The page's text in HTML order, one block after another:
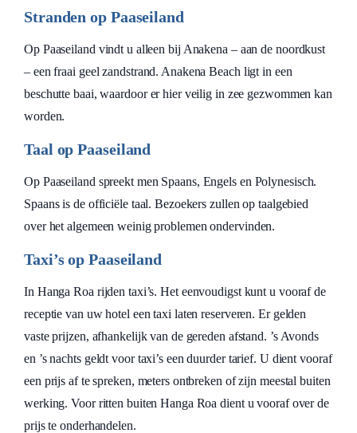
Stranden op Paaseiland
Op Paaseiland vindt u alleen bij Anakena – aan de noordkust
– een fraai geel zandstrand. Anakena Beach ligt in een
beschutte baai, waardoor er hier veilig in zee gezwommen kan
worden.
Taal op Paaseiland
Op Paaseiland spreekt men Spaans, Engels en Polynesisch.
Spaans is de officiële taal. Bezoekers zullen op taalgebied
over het algemeen weinig problemen ondervinden.
Taxi’s op Paaseiland
In Hanga Roa rijden taxi’s. Het eenvoudigst kunt u vooraf de
receptie van uw hotel een taxi laten reserveren. Er gelden
vaste prijzen, afhankelijk van de gereden afstand. ’s Avonds
en ’s nachts geldt voor taxi’s een duurder tarief. U dient vooraf
een prijs af te spreken, meters ontbreken of zijn meestal buiten
werking. Voor ritten buiten Hanga Roa dient u vooraf over de
prijs te onderhandelen.